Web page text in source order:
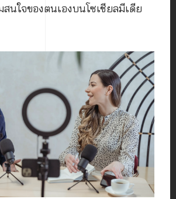
สนใจของตนเองบนโซเชียลมีเดีย